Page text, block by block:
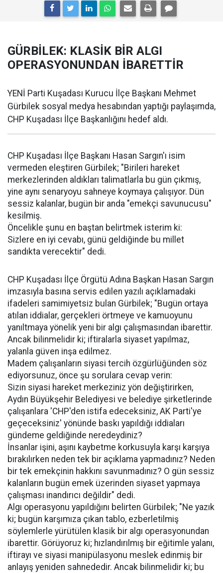
GÜRBİLEK: KLASİK BİR ALGI
OPERASYONUNDAN İBARETTİR
YENİ Parti Kuşadası Kurucu İlçe Başkanı Mehmet
Gürbilek sosyal medya hesabından yaptığı paylaşımda,
CHP Kuşadası İlçe Başkanlığını hedef aldı.
CHP Kuşadası İlçe Başkanı Hasan Sargın'ı isim
vermeden eleştiren Gürbilek; "Birileri hareket
merkezlerinden aldıkları talimatlarla bu gün çıkmış,
yine aynı senaryoyu sahneye koymaya çalışıyor. Dün
sessiz kalanlar, bugün bir anda "emekçi savunucusu"
kesilmiş.
Öncelikle şunu en baştan belirtmek isterim ki:
Sizlere en iyi cevabı, günü geldiğinde bu millet
sandıkta verecektir" dedi.
CHP Kuşadası İlçe Örgütü Adına Başkan Hasan Sargın
imzasıyla basına servis edilen yazılı açıklamadaki
ifadeleri samimiyetsiz bulan Gürbilek; "Bugün ortaya
atılan iddialar, gerçekleri örtmeye ve kamuoyunu
yanıltmaya yönelik yeni bir algı çalışmasından ibarettir.
Ancak bilinmelidir ki; iftiralarla siyaset yapılmaz,
yalanla güven inşa edilmez.
Madem çalışanların siyasi tercih özgürlüğünden söz
ediyorsunuz, önce şu sorulara cevap verin:
Sizin siyasi hareket merkeziniz yön değiştirirken,
Aydın Büyükşehir Belediyesi ve belediye şirketlerinde
çalışanlara 'CHP'den istifa edeceksiniz, AK Parti'ye
geçeceksiniz' yönünde baskı yapıldığı iddiaları
gündeme geldiğinde neredeydiniz?
İnsanlar işini, aşını kaybetme korkusuyla karşı karşıya
bırakılırken neden tek bir açıklama yapmadınız? Neden
bir tek emekçinin hakkını savunmadınız? O gün sessiz
kalanların bugün emek üzerinden siyaset yapmaya
çalışması inandırıcı değildir" dedi.
Algı operasyonu yapıldığını belirten Gürbilek; "Ne yazık
ki; bugün karşımıza çıkan tablo, ezberletilmiş
söylemlerle yürütülen klasik bir algı operasyonundan
ibarettir. Görüyoruz ki; hızlandırılmış bir eğitimle yalanı,
iftirayı ve siyasi manipülasyonu meslek edinmiş bir
anlayış yeniden sahnededir. Ancak bilinmelidir ki; bu